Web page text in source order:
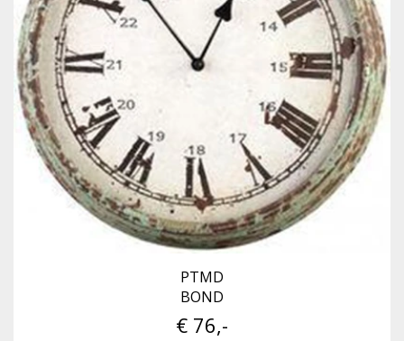
PTMD
BOND
€ 76,-